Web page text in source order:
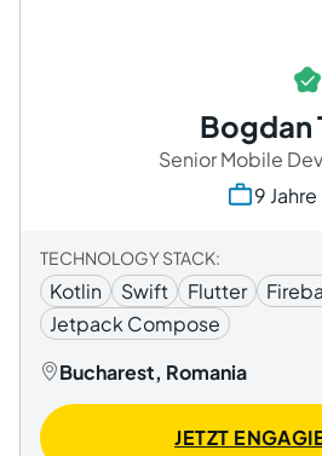
Bogdan
Senior Mobile
9 Jahre
TECHNOLOGY STACK:
Kotlin Swift Flutter
Jetpack Compose
Bucharest, Romania
JETZT